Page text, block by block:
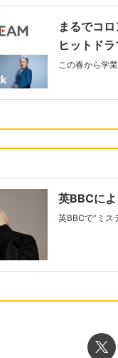
まるでコ
ヒットド
この春から学
英BBCに
英BBCで“ミス